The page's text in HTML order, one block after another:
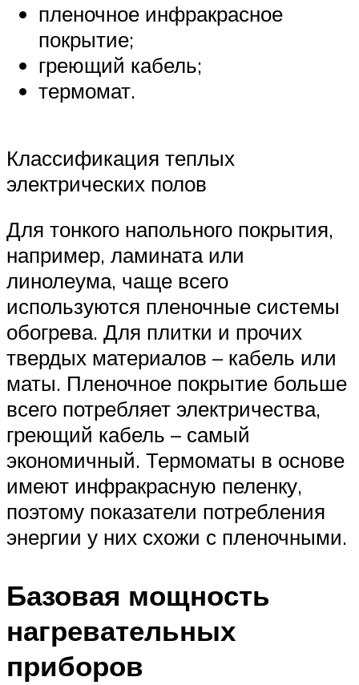
пленочное инфракрасное
покрытие;
греющий кабель;
термомат.
Классификация теплых
электрических полов
Для тонкого напольного покрытия,
например, ламината или
линолеума, чаще всего
используются пленочные системы
обогрева. Для плитки и прочих
твердых материалов – кабель или
маты. Пленочное покрытие больше
всего потребляет электричества,
греющий кабель – самый
экономичный. Термоматы в основе
имеют инфракрасную пеленку,
поэтому показатели потребления
энергии у них схожи с пленочными.
Базовая мощность
нагревательных
приборов